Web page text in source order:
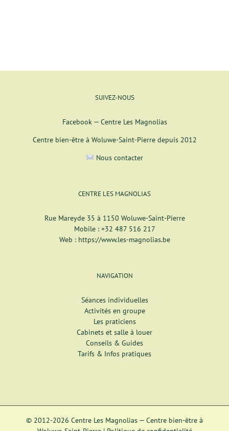
SUIVEZ-NOUS
Facebook — Centre Les Magnolias
Centre bien-être à Woluwe-Saint-Pierre depuis 2012
Nous contacter
CENTRE LES MAGNOLIAS
Rue Mareyde 35 à 1150 Woluwe-Saint-Pierre
Mobile : +32 487 516 217
Web : https://www.les-magnolias.be
NAVIGATION
Séances individuelles
Activités en groupe
Les praticiens
Cabinets et salle à louer
Conseils & Guides
Tarifs & Infos pratiques
© 2012-2026 Centre Les Magnolias — Centre bien-être à